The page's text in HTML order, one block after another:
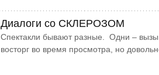
Диалоги со СКЛЕРОЗОМ
Спектакли бывают разные. Одни –
восторг во время просмотра, но